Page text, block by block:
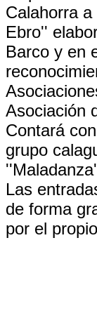
Calahorra
Ebro''
Barco y en
Asociación
Contará
grupo
Las
de forma
por el